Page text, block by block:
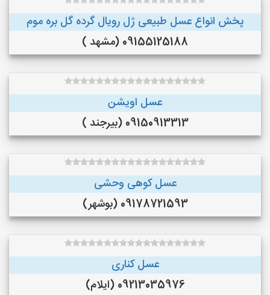
پخش انواع عسل طبیعی ژل رویال گرده گل بره موم
09155125188 (مشهد )
عسل اویشن
09150913313 (بیرجند )
عسل کوهی وحشی
09178721593 (بوشهر)
عسل کناری
09213035976 (ایلام)